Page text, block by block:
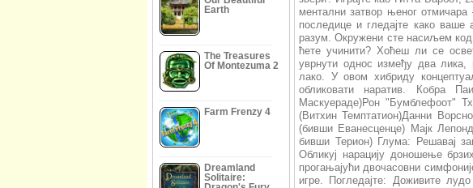
Earth
The Treasures
Of Montezuma 2
Farm Frenzy 4
Dreamland
Solitaire:
ментални затвор њеног
последице и гледајте како ваше
разум. Окружени сте насиљем
ћете учинити? Хоћеш ли се
уврнути однос између два
лако. У овом хибриду
обликовати наратив. Кобра
Маскуераде)Рон "Бумблефоот"
(Витхин Темптатион)Данни
(бивши Еванесценце) Мајк
бивши Терион) Глума: Решавај
Обликуј нарацију доношење
прогањајући двочасовни
игре. Погледајте: Доживите